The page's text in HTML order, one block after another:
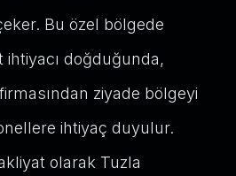
Bu özel bölgede
ihtiyacı doğduğunda,
ziyade bölgeyi
ihtiyaç duyulur.
olarak Tuzla